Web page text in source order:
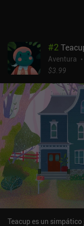
#2
Aventura
$3.99
Teacup es un